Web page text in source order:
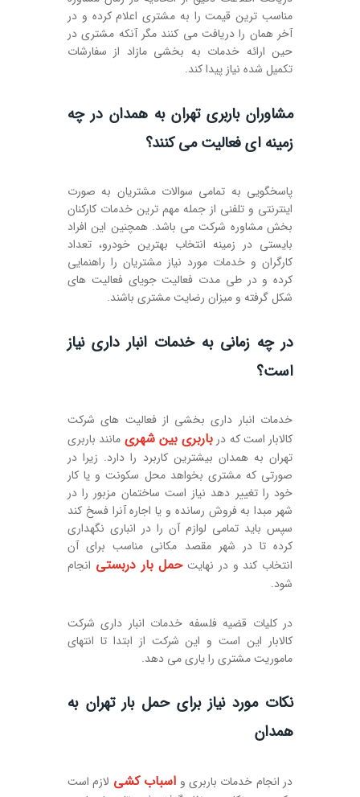
مناسب ترین قیمت را به مشتری اعلام کرده و در
آخر همان را دریافت می کنند مگر آنکه مشتری در
حین ارائه خدمات به بخشی مازاد از سفارشات
تکمیل شده نیاز پیدا کند.
مشاوران باربری تهران به همدان در چه
زمینه ای فعالیت می کنند؟
پاسخگویی به تمامی سوالات مشتریان به صورت
اینترنتی و تلفنی از جمله مهم ترین خدمات کارکنان
بخش مشاوره شرکت می باشد. همچنین این افراد
بایستی در زمینه انتخاب بهترین خودرو، تعداد
کارگران و خدمات مورد نیاز مشتریان را راهنمایی
کرده و در طی مدت فعالیت جویای فعالیت های
شکل گرفته و میزان رضایت مشتری باشند.
در چه زمانی به خدمات انبار داری نیاز
است؟
خدمات انبار داری بخشی از فعالیت های شرکت
کالابار است که در باربری بین شهری مانند باربری
تهران به همدان بیشترین کاربرد را دارد. زیرا در
صورتی که مشتری بخواهد محل سکونت و یا کار
خود را تغییر دهد نیاز است ساختمان مزبور را در
شهر مبدا به فروش رسانده و یا اجاره آنرا فسخ کند
سپس باید تمامی لوازم آن را در انباری نگهداری
کرده تا در شهر مقصد مکانی مناسب برای آن
انتخاب کند و در نهایتحمل بار دربستی انجام
شود.
در کلیات قضیه فلسفه خدمات انبار داری شرکت
کالابار این است و این شرکت از ابتدا تا انتهای
ماموریت مشتری را یاری می دهد.
نکات مورد نیاز برای حمل بار تهران به
همدان
در انجام خدمات باربری و اسباب کشی لازم است